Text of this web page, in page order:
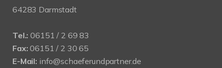
64283 Darmstadt
Tel.: 06151 / 2 69 83
Fax: 06151 / 2 30 65
E-Mail: info@schaeferundpartner.de